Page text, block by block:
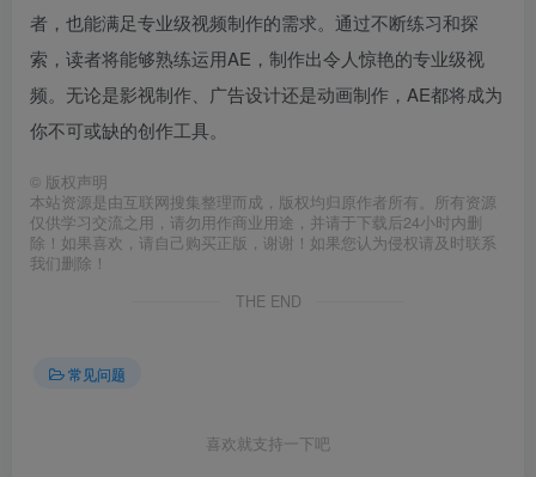
者，也能满足专业级视频制作的需求。通过不断练习和探
索，读者将能够熟练运用AE，制作出令人惊艳的专业级视
频。无论是影视制作、广告设计还是动画制作，AE都将成为
你不可或缺的创作工具。
© 版权声明
本站资源是由互联网搜集整理而成，版权均归原作者所有。所有资源
仅供学习交流之用，请勿用作商业用途，并请于下载后24小时内删
除！如果喜欢，请自己购买正版，谢谢！如果您认为侵权请及时联系
我们删除！
THE END
常见问题
喜欢就支持一下吧